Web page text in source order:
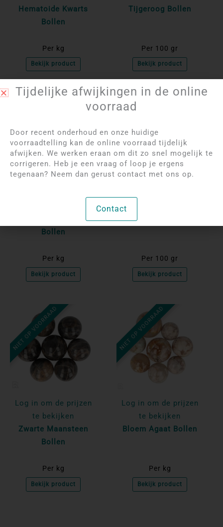
Hematoide Kwarts
Bollen
Per kg
Bekijk product
Tijgeroog Bollen
Per 100 gr
Bekijk product
NIET OP VOORRAAD
Toermalijn in Kwarts
Bollen
Per kg
Bekijk product
NIET OP VOORRAAD
Valkenoog Bollen
Per 100 gr
Bekijk product
NIET OP VOORRAAD
Log in om de prijzen
te bekijken
Zwarte Maansteen
Bollen
Per kg
Bekijk product
NIET OP VOORRAAD
Log in om de prijzen
te bekijken
Bloem Agaat Bollen
Per kg
Bekijk product
Tijdelijke afwijkingen in de online
voorraad
Door recent onderhoud en onze huidige
voorraadtelling kan de online voorraad tijdelijk
afwijken. We werken eraan om dit zo snel mogelijk te
corrigeren. Heb je een vraag of loop je ergens
tegenaan? Neem dan gerust contact met ons op.
Contact